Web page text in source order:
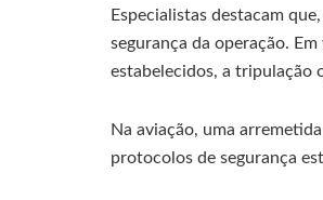
Especialistas destacam
segurança da operação.
estabelecidos, a tripulação
Na aviação, uma
protocolos de segurança